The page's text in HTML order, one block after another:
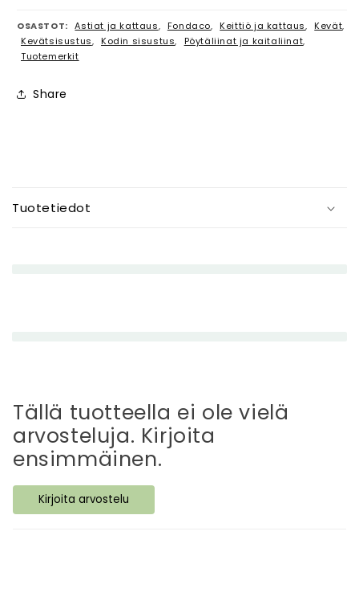
OSASTOT: Astiat ja kattaus, Fondaco, Keittiö ja kattaus, Kevät,
Kevätsisustus, Kodin sisustus, Pöytäliinat ja kaitaliinat,
Tuotemerkit
Share
e
ä
s
i
s
ä
l
Tuotetiedot
Tällä tuotteella ei ole vielä
arvosteluja. Kirjoita
ensimmäinen.
Kirjoita arvostelu